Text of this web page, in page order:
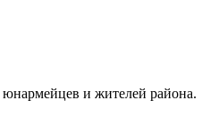
юнармейцев и жителей района.